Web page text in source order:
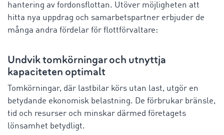
hantering av fordonsflottan. Utöver möjligheten att
hitta nya uppdrag och samarbetspartner erbjuder de
många andra fördelar för flottförvaltare:
Undvik tomkörningar och utnyttja
kapaciteten optimalt
Tomkörningar, där lastbilar körs utan last, utgör en
betydande ekonomisk belastning. De förbrukar bränsle,
tid och resurser och minskar därmed företagets
lönsamhet betydligt.